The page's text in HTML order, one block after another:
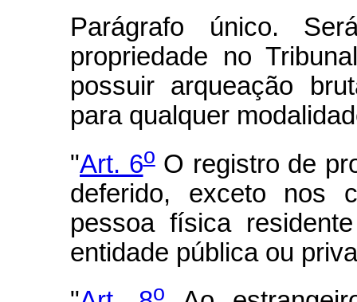
Parágrafo único.
propriedade no
possuir arqueação
para qualquer
"Art. 6oO registro de
deferido, exceto nos
pessoa física
entidade pública ou
o